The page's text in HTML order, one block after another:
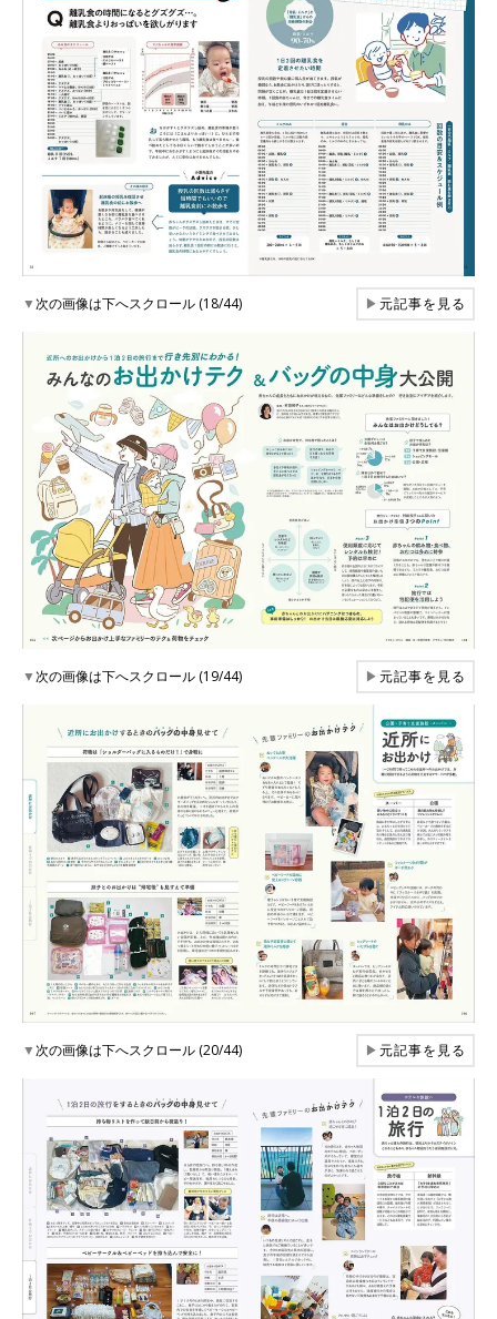
▼次の画像は下へスクロール (18/44) ▶元記事を見る
▼次の画像は下へスクロール (19/44) ▶元記事を見る
▼次の画像は下へスクロール (20/44) ▶元記事を見る